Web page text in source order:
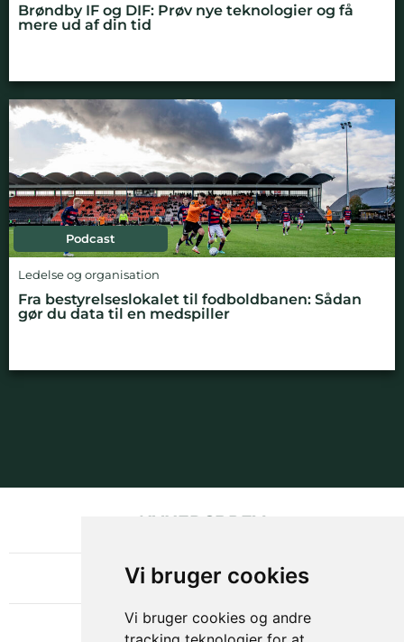
Vi bruger cookies
Vi bruger cookies og andre
Brøndby IF og DIF: Prøv nye teknologier og få
mere ud af din tid
Podcast
Ledelse og organisation
Fra bestyrelseslokalet til fodboldbanen: Sådan
gør du data til en medspiller
NYHEDSBREV
OM GAMECHANGER